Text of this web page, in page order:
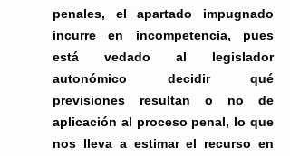
penales, el apartado impugnado
incurre en incompetencia, pues
está vedado al legislador
autonómico decidir qué
previsiones resultan o no de
aplicación al proceso penal, lo que
nos lleva a estimar el recurso en